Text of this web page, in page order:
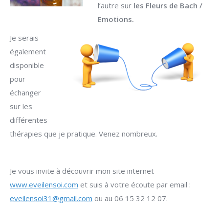
l’autre sur les Fleurs de Bach /
Emotions.
Je serais
également
disponible
pour
échanger
sur les
différentes
thérapies que je pratique. Venez nombreux.
Je vous invite à découvrir mon site internet
www.eveilensoi.com et suis à votre écoute par email :
eveilensoi31@gmail.com ou au 06 15 32 12 07.